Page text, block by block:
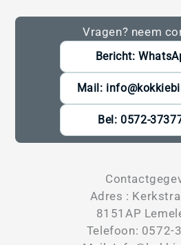
Vragen? neem
Bericht:
Mail:
Bel: 0572-
Adres :
8151AP
Telefoon: 0572-